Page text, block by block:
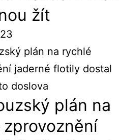
žít
plán na